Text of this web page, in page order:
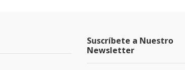
Suscríbete a Nuestro
Newsletter